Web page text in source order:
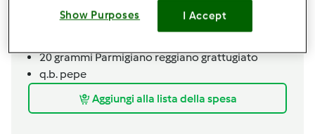
ml acqua
20grammiParmigiano reggiano grattugiato
q.b. pepe
Aggiungi alla lista della spesa
Show Purposes I Accept